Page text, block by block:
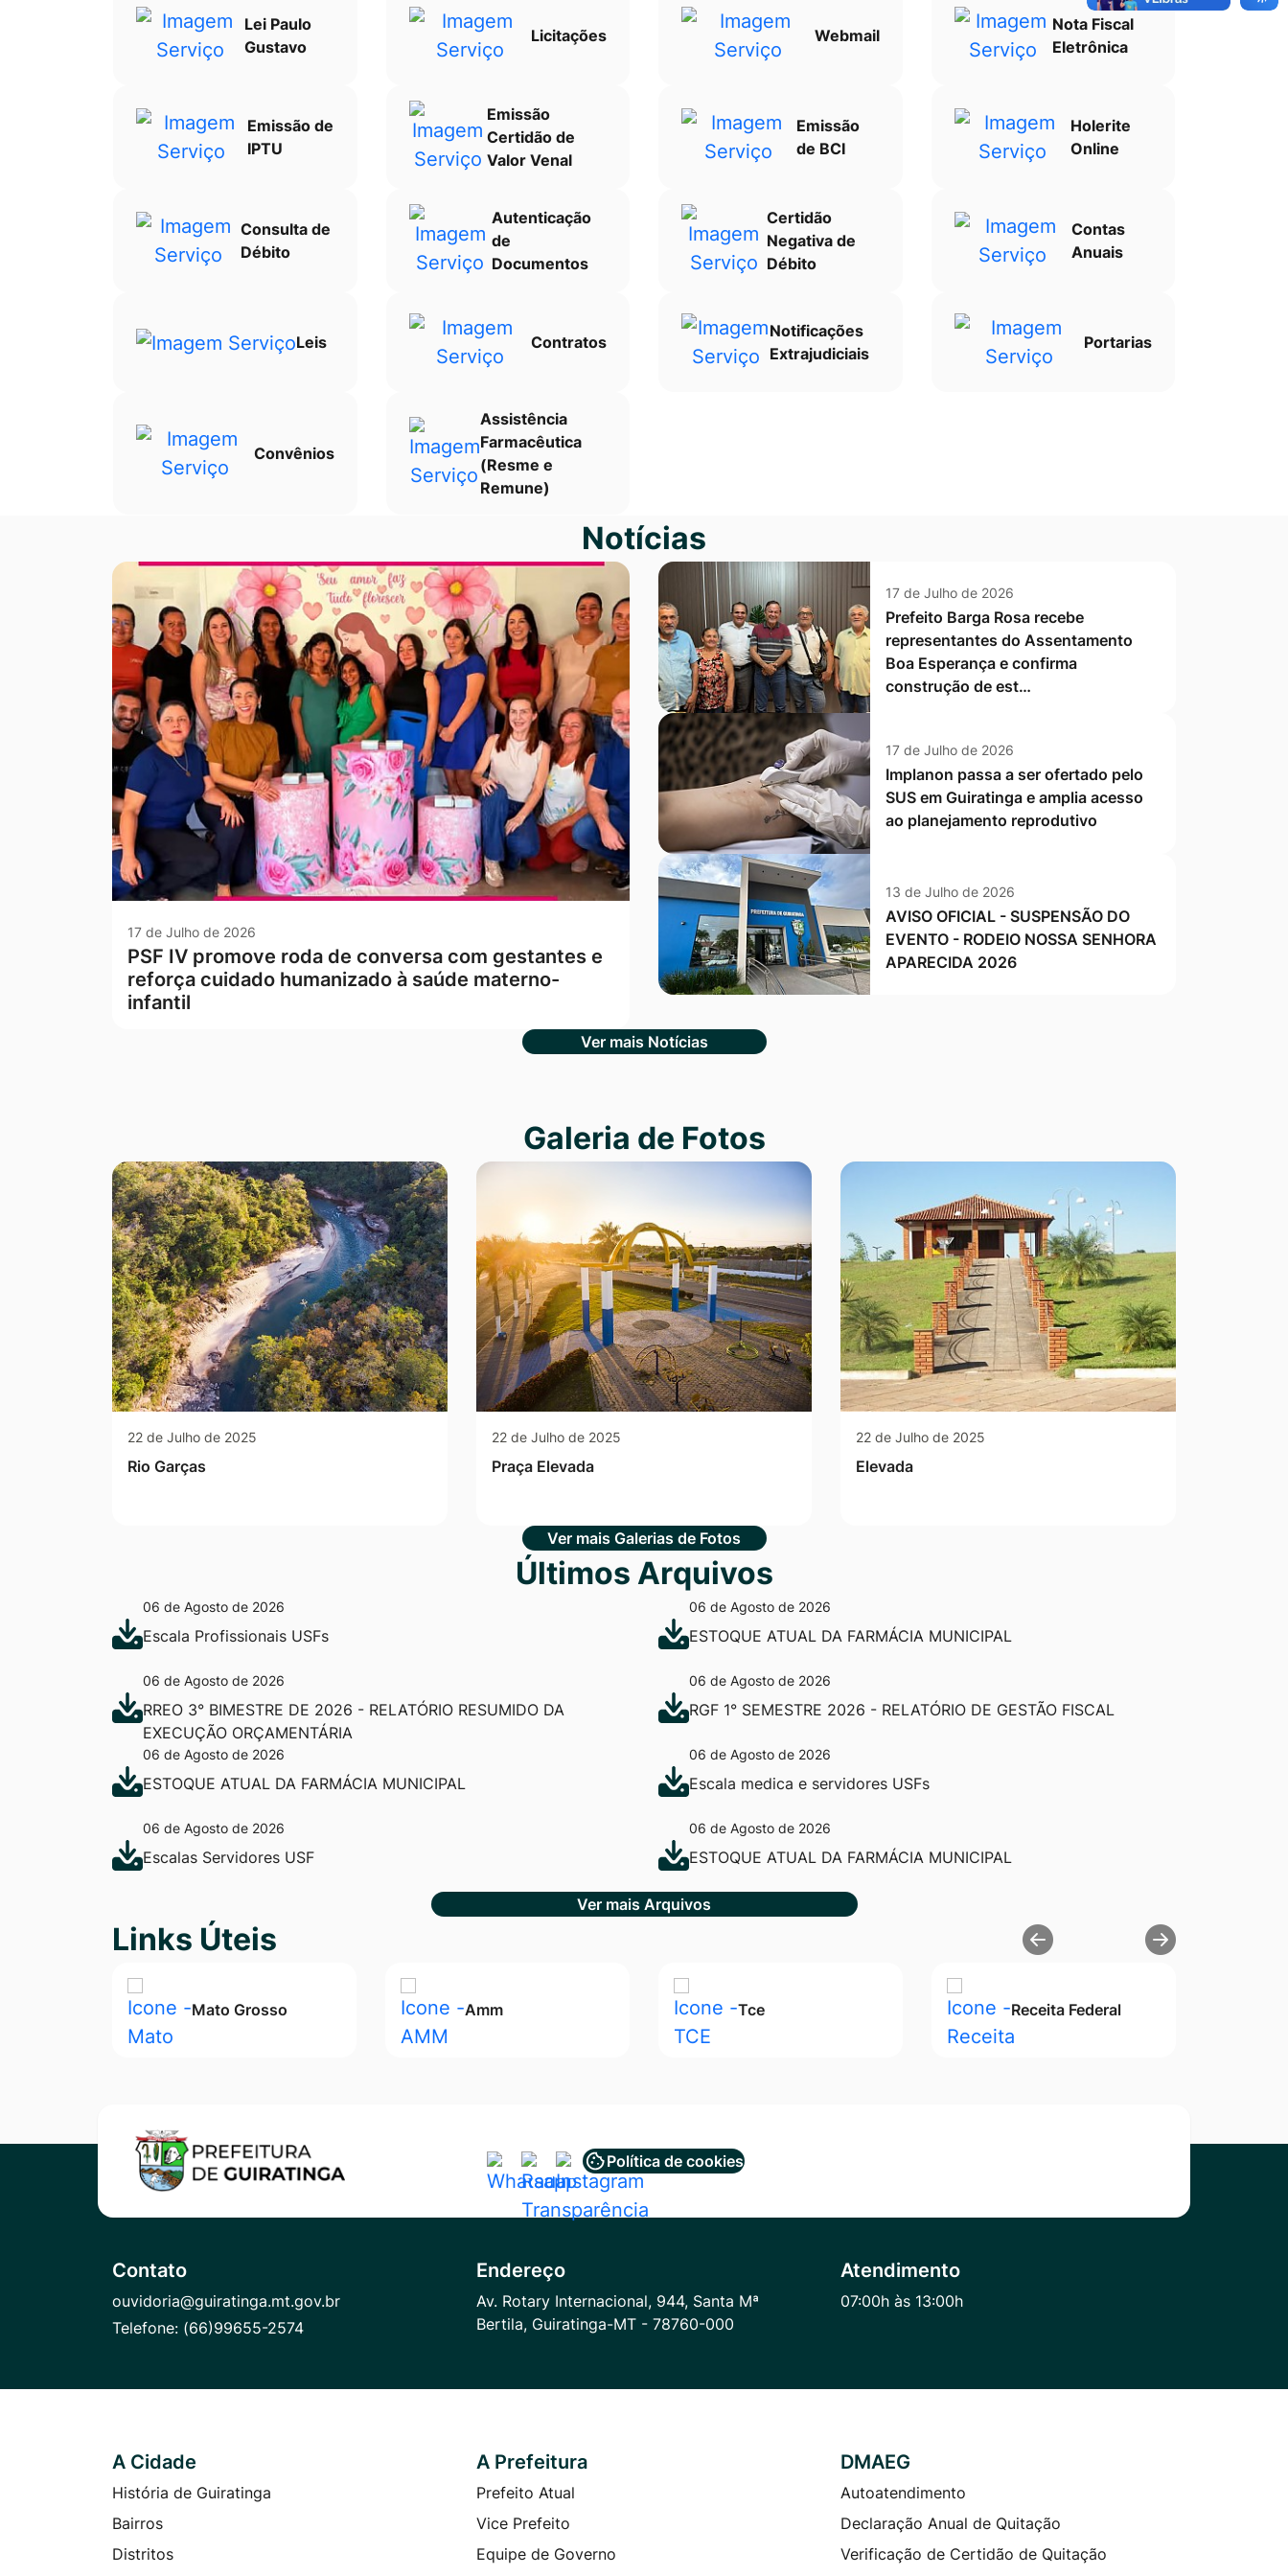
Lei Paulo
Gustavo
Licitações Webmail
Nota Fiscal
Eletrônica
Emissão de
IPTU
Emissão
Certidão de
Valor Venal
Emissão
de BCI
Holerite
Online
Consulta de
Débito
Autenticação
de
Documentos
Certidão
Negativa de
Débito
Contas
Anuais
Leis Contratos
Notificações
Extrajudiciais
Portarias
Convênios
Assistência
Farmacêutica
(Resme e
Remune)
Notícias
17 de Julho de 2026
PSF IV promove roda de conversa com gestantes e
reforça cuidado humanizado à saúde materno-
infantil
17 de Julho de 2026
Prefeito Barga Rosa recebe
representantes do Assentamento
Boa Esperança e confirma
construção de est…
17 de Julho de 2026
Implanon passa a ser ofertado pelo
SUS em Guiratinga e amplia acesso
ao planejamento reprodutivo
13 de Julho de 2026
AVISO OFICIAL - SUSPENSÃO DO
EVENTO - RODEIO NOSSA SENHORA
APARECIDA 2026
Ver mais Notícias
Galeria de Fotos
22 de Julho de 2025
Rio Garças
22 de Julho de 2025
Praça Elevada
22 de Julho de 2025
Elevada
Ver mais Galerias de Fotos
Últimos Arquivos
06 de Agosto de 2026
Escala Profissionais USFs
06 de Agosto de 2026
ESTOQUE ATUAL DA FARMÁCIA MUNICIPAL
06 de Agosto de 2026
RREO 3° BIMESTRE DE 2026 - RELATÓRIO RESUMIDO DA
EXECUÇÃO ORÇAMENTÁRIA
06 de Agosto de 2026
RGF 1° SEMESTRE 2026 - RELATÓRIO DE GESTÃO FISCAL
06 de Agosto de 2026
ESTOQUE ATUAL DA FARMÁCIA MUNICIPAL
06 de Agosto de 2026
Escala medica e servidores USFs
06 de Agosto de 2026
Escalas Servidores USF
06 de Agosto de 2026
ESTOQUE ATUAL DA FARMÁCIA MUNICIPAL
Ver mais Arquivos
Seção Links ÚteisLinks Úteis
Mato Grosso Amm Tce Receita Federal
Acessar
a
Rede
Whatsapp
Acessar
a
Rede
Radar
Transparência
Acessar
a
Rede
Instagram
Política de cookies
Contato
ouvidoria@guiratinga.mt.gov.br
Telefone: (66)99655-2574
Endereço
Av. Rotary Internacional, 944, Santa Mª
Bertila, Guiratinga-MT - 78760-000
Atendimento
07:00h às 13:00h
Seção do Rodapé e Contato
A Cidade
História de Guiratinga
Bairros
Distritos
A Prefeitura
Prefeito Atual
Vice Prefeito
Equipe de Governo
DMAEG
Autoatendimento
Declaração Anual de Quitação
Verificação de Certidão de Quitação